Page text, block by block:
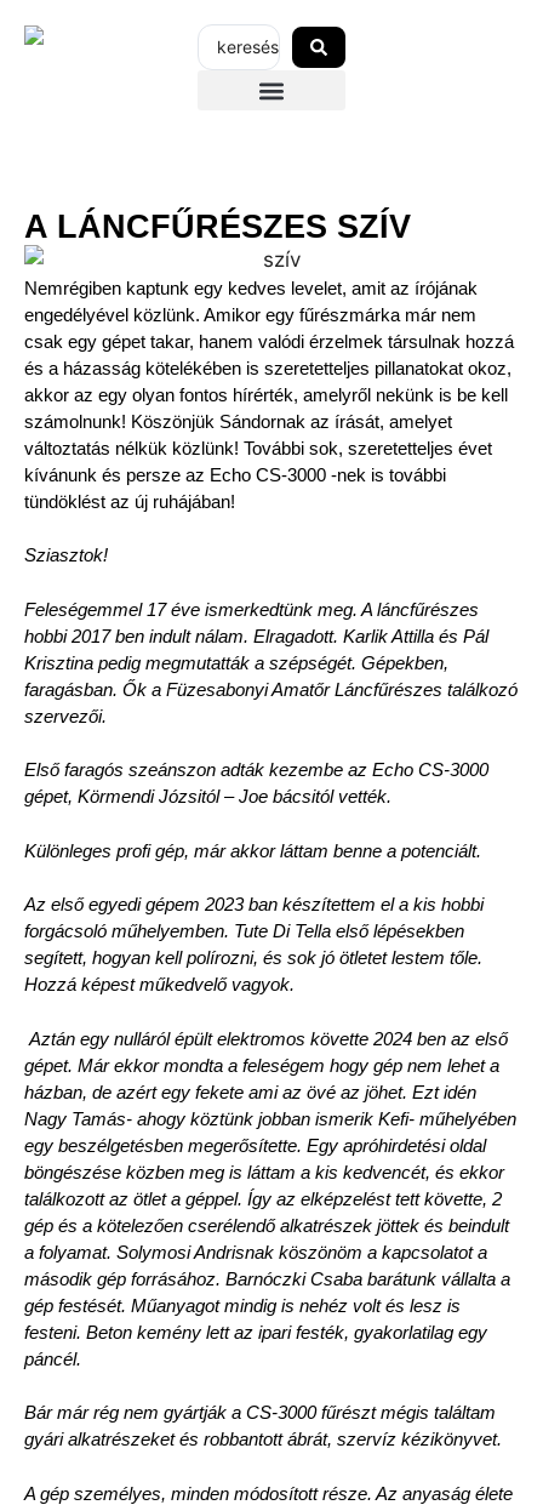
A LÁNCFŰRÉSZES SZÍV
Nemrégiben kaptunk egy kedves levelet, amit az írójának
engedélyével közlünk. Amikor egy fűrészmárka már nem
csak egy gépet takar, hanem valódi érzelmek társulnak hozzá
és a házasság kötelékében is szeretetteljes pillanatokat okoz,
akkor az egy olyan fontos hírérték, amelyről nekünk is be kell
számolnunk! Köszönjük Sándornak az írását, amelyet
változtatás nélkük közlünk! További sok, szeretetteljes évet
kívánunk és persze az Echo CS-3000 -nek is további
tündöklést az új ruhájában!
Sziasztok!
Feleségemmel 17 éve ismerkedtünk meg. A láncfűrészes
hobbi 2017 ben indult nálam. Elragadott. Karlik Attilla és Pál
Krisztina pedig megmutatták a szépségét. Gépekben,
faragásban. Ők a Füzesabonyi Amatőr Láncfűrészes találkozó
szervezői.
Első faragós szeánszon adták kezembe az Echo CS-3000
gépet, Körmendi Józsitól – Joe bácsitól vették.
Különleges profi gép, már akkor láttam benne a potenciált.
Az első egyedi gépem 2023 ban készítettem el a kis hobbi
forgácsoló műhelyemben. Tute Di Tella első lépésekben
segített, hogyan kell polírozni, és sok jó ötletet lestem tőle.
Hozzá képest műkedvelő vagyok.
Aztán egy nulláról épült elektromos követte 2024 ben az első
gépet. Már ekkor mondta a feleségem hogy gép nem lehet a
házban, de azért egy fekete ami az övé az jöhet. Ezt idén
Nagy Tamás- ahogy köztünk jobban ismerik Kefi- műhelyében
egy beszélgetésben megerősítette. Egy apróhirdetési oldal
böngészése közben meg is láttam a kis kedvencét, és ekkor
találkozott az ötlet a géppel. Így az elképzelést tett követte, 2
gép és a kötelezően cserélendő alkatrészek jöttek és beindult
a folyamat. Solymosi Andrisnak köszönöm a kapcsolatot a
második gép forrásához. Barnóczki Csaba barátunk vállalta a
gép festését. Műanyagot mindig is nehéz volt és lesz is
festeni. Beton kemény lett az ipari festék, gyakorlatilag egy
páncél.
Bár már rég nem gyártják a CS-3000 fűrészt mégis találtam
gyári alkatrészeket és robbantott ábrát, szervíz kézikönyvet.
A gép személyes, minden módosított része. Az anyaság élete